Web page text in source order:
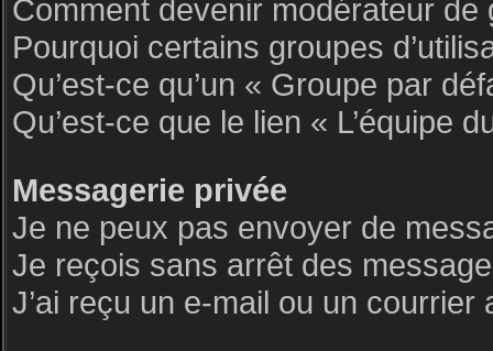
Comment devenir modérateur de
Pourquoi certains groupes
Qu’est-ce qu’un « Groupe par
Qu’est-ce que le lien « L’équipe
Messagerie privée
Je ne peux pas envoyer de
Je reçois sans arrêt des
J’ai reçu un e-mail ou un courrier